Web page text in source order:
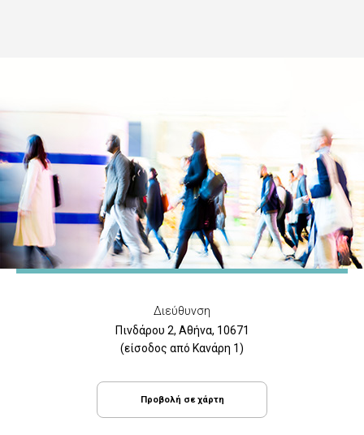
Διεύθυνση
Πινδάρου 2, Αθήνα, 10671
(είσοδος από Κανάρη 1)
Προβολή σε χάρτη